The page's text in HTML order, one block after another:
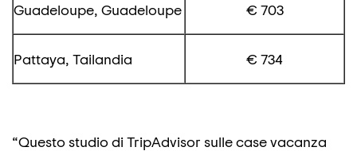
Guadeloupe, Guadeloupe € 703
Pattaya, Tailandia € 734
“Questo studio di TripAdvisor sulle case vacanza